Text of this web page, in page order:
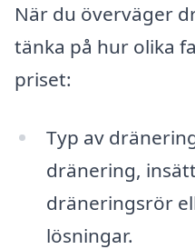
När du överväger
tänka på hur olika
priset:
Typ av
dränering,
dräneringsrör
lösningar.